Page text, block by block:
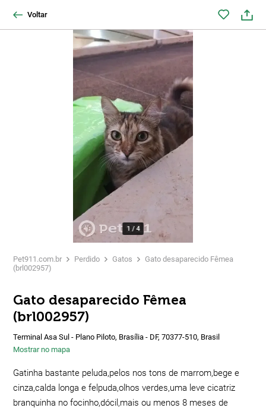
Voltar
1 /4
Pet911.com.br Perdido Gatos
Gato desaparecido Fêmea
(brl002957)
Gato desaparecido Fêmea
(brl002957)
Terminal Asa Sul - Plano Piloto, Brasília - DF, 70377-510, Brasil
Mostrar no mapa
Gatinha bastante peluda,pelos nos tons de marrom,bege e
cinza,calda longa e felpuda,olhos verdes,uma leve cicatriz
branquinha no focinho,dócil,mais ou menos 8 meses de